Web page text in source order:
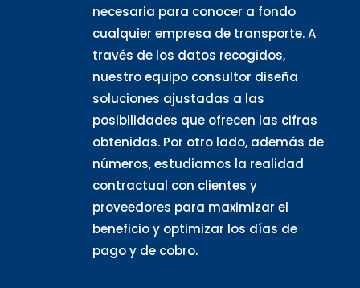
necesaria para conocer a fondo
cualquier empresa de transporte. A
través de los datos recogidos,
nuestro equipo consultor diseña
soluciones ajustadas a las
posibilidades que ofrecen las cifras
obtenidas. Por otro lado, además de
números, estudiamos la realidad
contractual con clientes y
proveedores para maximizar el
beneficio y optimizar los días de
pago y de cobro.